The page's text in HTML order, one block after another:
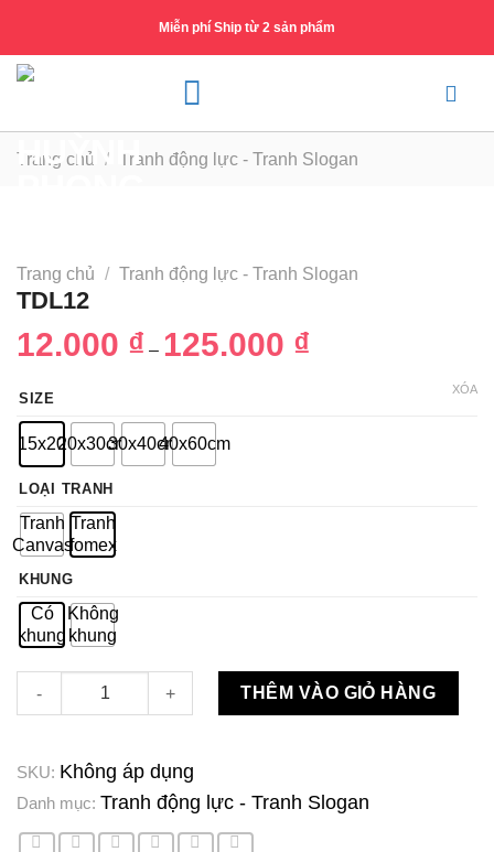
content
Miễn phí Ship từ 2 sản phẩm
Trang chủ / Tranh động lực - Tranh Slogan
Trang chủ / Tranh động lực - Tranh Slogan
TDL12
12.000 ₫ – 125.000 ₫
SIZE
15x2020x30cm30x40cm40x60cm
LOẠI TRANH
Tranh
Canvas
Tranh
fomex
KHUNG
Có
khung
Không
khung
XÓA
TDL12 số lượng
THÊM VÀO GIỎ HÀNG
SKU: Không áp dụng
Danh mục: Tranh động lực - Tranh Slogan